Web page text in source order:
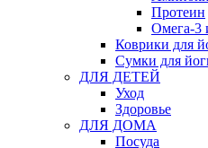
Протеин
Омега-3
Коврики для
Сумки для
ДЛЯ ДЕТЕЙ
Уход
Здоровье
ДЛЯ ДОМА
Посуда